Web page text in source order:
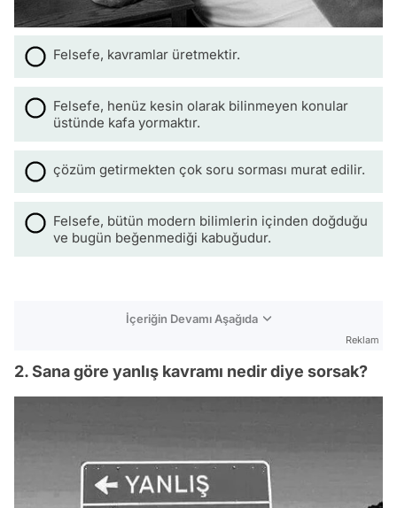
Felsefe, kavramlar üretmektir.
Felsefe, henüz kesin olarak bilinmeyen konular
üstünde kafa yormaktır.
çözüm getirmekten çok soru sorması murat edilir.
Felsefe, bütün modern bilimlerin içinden doğduğu
ve bugün beğenmediği kabuğudur.
İçeriğin Devamı Aşağıda
Reklam
2. Sana göre yanlış kavramı nedir diye sorsak?